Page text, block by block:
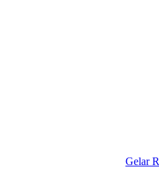
Gelar Ritual